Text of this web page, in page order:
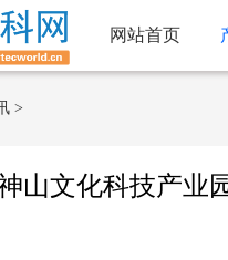
网站首页
>
山文化科技产业